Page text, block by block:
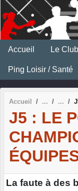
Accueil Le Club
Ping Loisir / Santé
Accueil
J5 : LE
La faute à des
Panneau de gestion